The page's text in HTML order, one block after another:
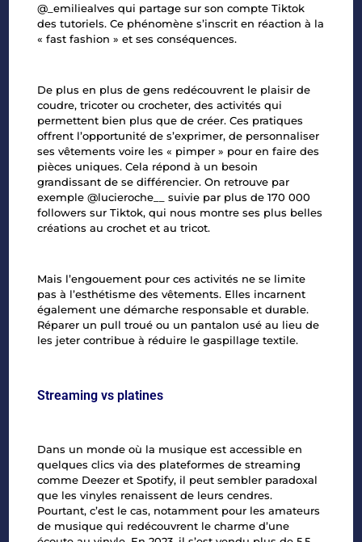
@_emiliealves qui partage sur son compte Tiktok
des tutoriels. Ce phénomène s’inscrit en réaction à la
« fast fashion » et ses conséquences.
De plus en plus de gens redécouvrent le plaisir de
coudre, tricoter ou crocheter, des activités qui
permettent bien plus que de créer. Ces pratiques
offrent l’opportunité de s’exprimer, de personnaliser
ses vêtements voire les « pimper » pour en faire des
pièces uniques. Cela répond à un besoin
grandissant de se différencier. On retrouve par
exemple @lucieroche__ suivie par plus de 170000
followers sur Tiktok, qui nous montre ses plus belles
créations au crochet et au tricot.
Mais l’engouement pour ces activités ne se limite
pas à l’esthétisme des vêtements. Elles incarnent
également une démarche responsable et durable.
Réparer un pull troué ou un pantalon usé au lieu de
les jeter contribue à réduire legaspillage textile.
Streaming vs platines
Dans un monde où la musique est accessible en
quelques clics via des plateformes de streaming
comme Deezer et Spotify, il peut sembler paradoxal
que les vinyles renaissent de leurs cendres.
Pourtant, c’est le cas, notamment pour les amateurs
de musique qui redécouvrent le charme d’une